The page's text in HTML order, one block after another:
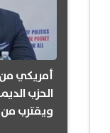
أمريكي
الحزب
ويقترب